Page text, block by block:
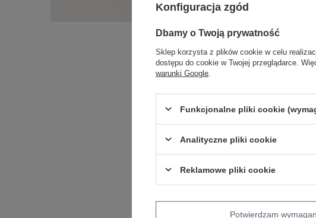
Konfiguracja zgód
Dbamy o Twoją prywatność
Sklep korzysta z plików cookie w celu
dostępu do cookie w Twojej przeglądarce.
warunki Google
Funkcjonalne pliki cookie
Analityczne pliki cookie
Reklamowe pliki cookie
Potwierdzam